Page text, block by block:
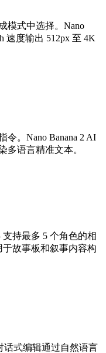
模式中选择。Nano
速度输出 512px 至 4K
令。Nano Banana 2 AI
多语言精准文本。
持最多 5 个角色的相
故事板和叙事内容构
话式编辑通过自然语言